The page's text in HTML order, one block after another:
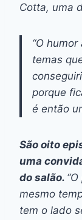
Cotta, uma
“O
temas
porque
é então
São oito
uma
do salão.
mesmo
tem o lado